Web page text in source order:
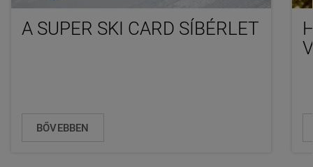
A SUPER SKI CARD SÍBÉRLET
BŐVEBBEN